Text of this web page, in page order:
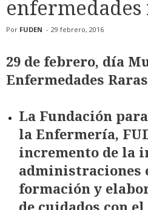
enfermedades
Por FUDEN - 29 febrero, 2016
29 de febrero, día
Enfermedades Raras
La Fundación
la Enfermería,
incremento de la
administraciones
formación y